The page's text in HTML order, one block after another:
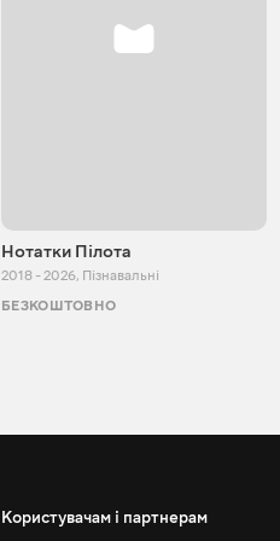
Нотатки Пілота
2018 - 2026, Пізнавальні
БЕЗКОШТОВНО
Користувачам і партнерам